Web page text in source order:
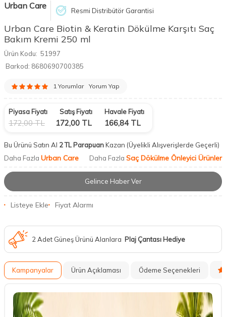
Urban Care Resmi Distribütör Garantisi
Urban Care Biotin & Keratin Dökülme Karşıtı Saç
Bakım Kremi 250 ml
Ürün Kodu: 51997
Barkod: 8680690700385
1 Yorumlar Yorum Yap
Piyasa Fiyatı
172,00TL
Satış Fiyatı
172,00 TL
Havale Fiyatı
166,84TL
Bu Ürünü Satın Al 2 TL ParapuanKazan (Üyelikli Alışverişlerde Geçerli)
Daha Fazla Urban Care Daha Fazla Saç Dökülme Önleyici Ürünler
Gelince Haber Ver
Listeye Ekle Fiyat Alarmı
2 Adet Güneş Ürünü Alanlara Plaj Çantası Hediye
Kampanyalar Ürün Açıklaması Ödeme Seçenekleri